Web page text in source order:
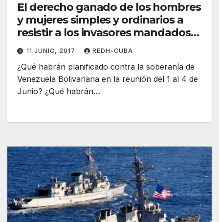
El derecho ganado de los hombres
y mujeres simples y ordinarios a
resistir a los invasores mandados
por los Bildelberg. Ramón
Pedregal Casanova
11 JUNIO, 2017 REDH-CUBA
¿Qué habrán planificado contra la soberanía de
Venezuela Bolivariana en la reunión del 1 al 4 de
Junio? ¿Qué habrán…